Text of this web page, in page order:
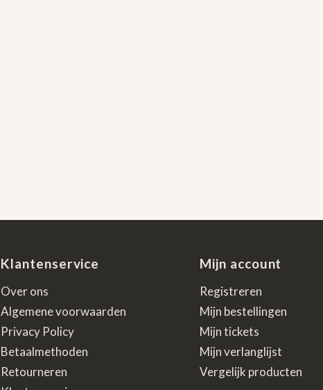
Klantenservice
Over ons
Algemene voorwaarden
Privacy Policy
Betaalmethoden
Retourneren
Mijn account
Registreren
Mijn bestellingen
Mijn tickets
Mijn verlanglijst
Vergelijk producten